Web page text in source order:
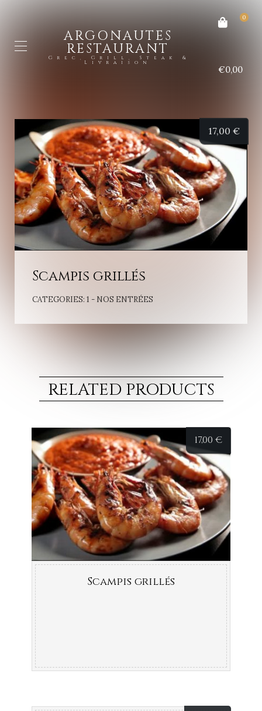
ARGONAUTES
RESTAURANT
Grec, Grill, Steak &
Livraison
0
€0,00
Scampis grillés
CATEGORIES: 1 - NOS ENTRÉES
17,00 €
RELATED PRODUCTS
17,00 €
Scampis grillés